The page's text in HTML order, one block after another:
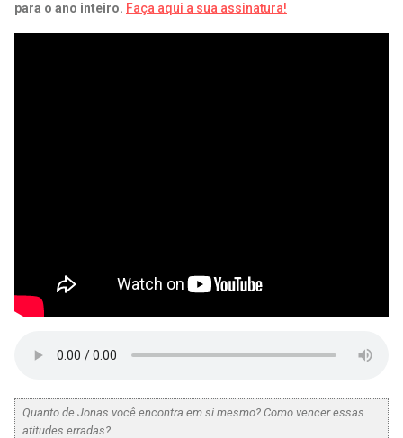
para o ano inteiro. Faça aqui a sua assinatura!
Quanto de Jonas você encontra em si mesmo? Como vencer essas
atitudes erradas?